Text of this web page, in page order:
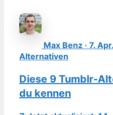
Max Benz · 7.
Alternativen
Diese 9 Tumblr-
du kennen